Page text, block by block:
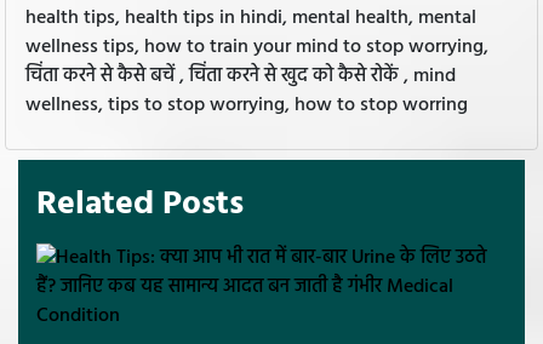
health tips, health tips in hindi, mental health, mental
wellness tips, how to train your mind to stop worrying,
चिंता करने से कैसे बचें , चिंता करने से खुद को कैसे रोकें , mind
wellness, tips to stop worrying, how to stop worring
Related Posts